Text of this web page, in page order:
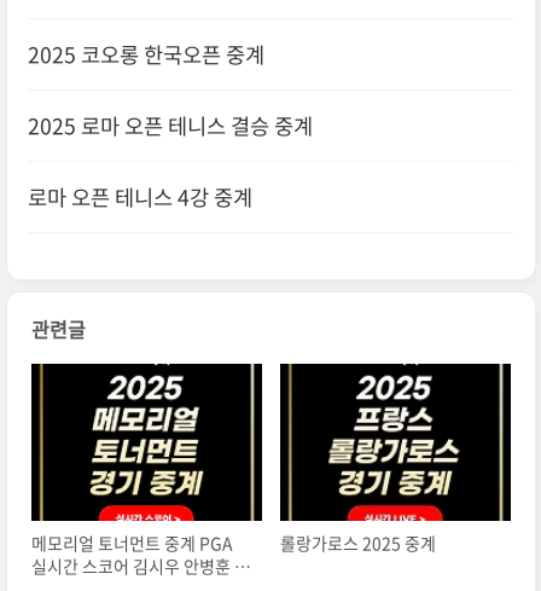
2025 코오롱 한국오픈 중계
2025 로마 오픈 테니스 결승 중계
로마 오픈 테니스 4강 중계
관련글
메모리얼 토너먼트 중계 PGA
실시간 스코어 김시우 안병훈 임
롤랑가로스 2025 중계